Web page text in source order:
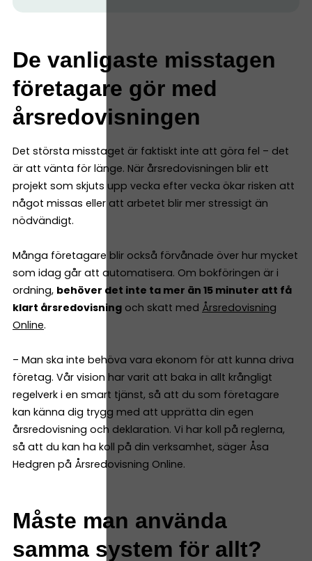
De vanligaste misstagen
företagare gör med
årsredovisningen
Det största misstaget är faktiskt inte att göra fel – det
är att vänta för länge. När årsredovisningen blir ett
projekt som skjuts upp vecka efter vecka ökar risken att
något missas eller att arbetet blir mer stressigt än
nödvändigt.
Många företagare blir också förvånade över hur mycket
som idag går att automatisera. Om bokföringen är i
ordning, behöver det inte ta mer än 15 minuter att få
klart årsredovisning och skatt med Årsredovisning
Online.
– Man ska inte behöva vara ekonom för att kunna driva
företag. Vår vision har varit att baka in allt krångligt
regelverk i en smart tjänst, så att du som företagare
kan känna dig trygg med att upprätta din egen
årsredovisning och deklaration. Vi har koll på reglerna,
så att du kan ha koll på din verksamhet, säger Åsa
Hedgren på Årsredovisning Online.
Måste man använda
samma system för allt?